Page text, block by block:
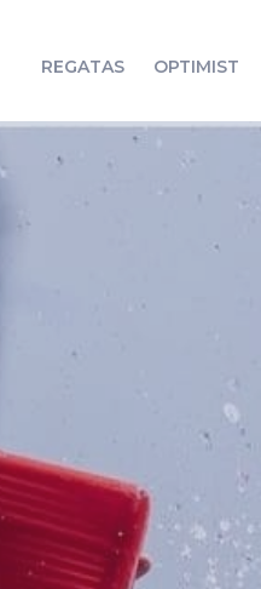
REGATAS OPTIMIST